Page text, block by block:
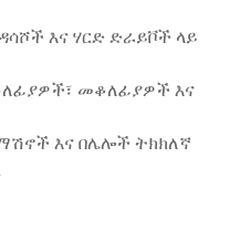
እና ሃርድ ድራይቮች ላይ
መቆለፊያዎች እና
እና በሌሎች ትክክለኛ